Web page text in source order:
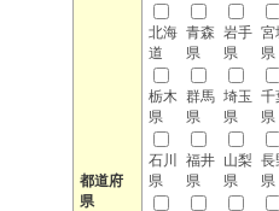
都道府
県
北海
道
青森
県
岩手
県
宮
県
栃木
県
群馬
県
埼玉
県
千
県
石川
県
福井
県
山梨
県
長
県